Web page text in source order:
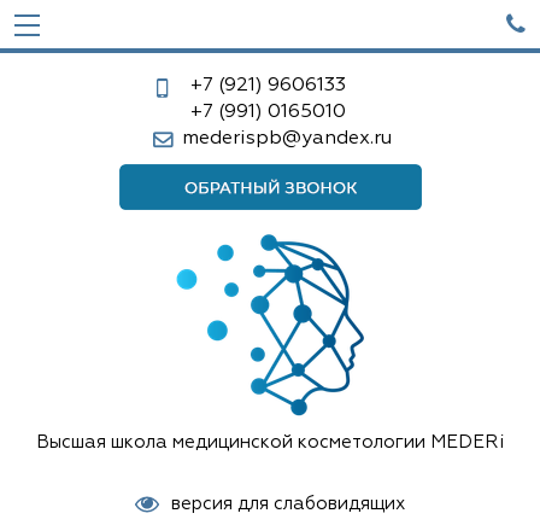

+7 (921) 9606133
+7 (991) 0165010
mederispb@yandex.ru
Высшая школа медицинской косметологии MEDERi
версия для слабовидящих